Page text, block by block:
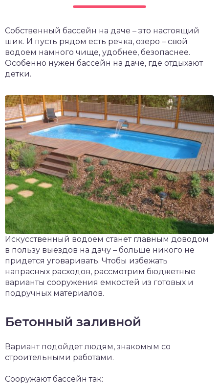
Собственный бассейн на даче – это настоящий
шик. И пусть рядом есть речка, озеро – свой
водоем намного чище, удобнее, безопаснее.
Особенно нужен бассейн на даче, где отдыхают
детки.
Искусственный водоем станет главным доводом
в пользу выездов на дачу – больше никого не
придется уговаривать. Чтобы избежать
напрасных расходов, рассмотрим бюджетные
варианты сооружения емкостей из готовых и
подручных материалов.
Бетонный заливной
Вариант подойдет людям, знакомым со
строительными работами.
Сооружают бассейн так:
крыши и кровли
и уход